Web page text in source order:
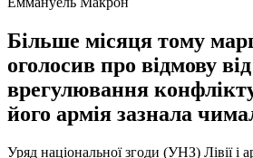
Більше місяця тому
оголосив про відмову від
врегулювання
його армія зазнала
Уряд національної згоди (УНЗ) Лівії і